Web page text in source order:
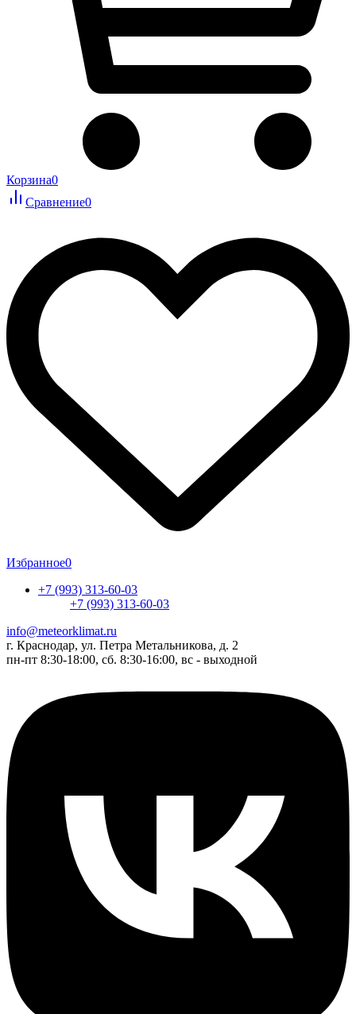
Корзина0
Сравнение0
Избранное0
+7 (993) 313-60-03
+7 (993) 313-60-03
info@meteorklimat.ru
г. Краснодар, ул. Петра Метальникова, д. 2
пн-пт 8:30-18:00, сб. 8:30-16:00, вс - выходной